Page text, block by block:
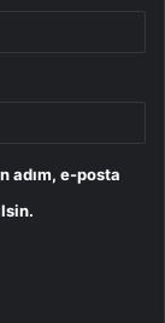
adım, e-posta